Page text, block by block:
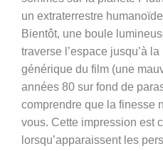
un extraterrestre
Bientôt, une boule
traverse l’espace jusqu’à
générique du film (une
années 80 sur fond de
comprendre que la finesse
vous. Cette impression est
lorsqu’apparaissent les